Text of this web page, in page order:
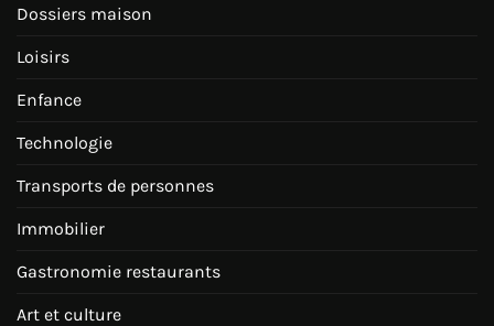
Dossiers maison
Loisirs
Enfance
Technologie
Transports de personnes
Immobilier
Gastronomie restaurants
Art et culture